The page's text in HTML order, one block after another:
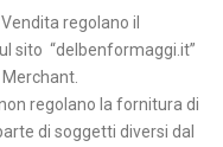
regolano il
sito “delbenformaggi.it”
regolano la fornitura di
di soggetti diversi dal